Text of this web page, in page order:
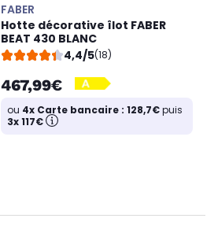
FABER
Hotte décorative îlot FABER
BEAT 430 BLANC
4,4/5(18)
467,99€
ou 4x Carte bancaire : 128,7€puis
3x 117€